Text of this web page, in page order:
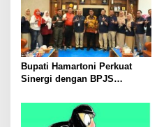
Bupati Hamartoni Perkuat
Sinergi dengan BPJS
Kesehatan Makin Cepat dan